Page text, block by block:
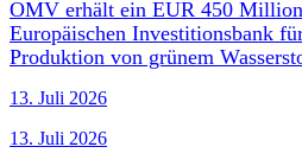
OMV erhält ein EUR 450
Europäischen Investitionsbank
Produktion von grünem
13. Juli 2026
13. Juli 2026